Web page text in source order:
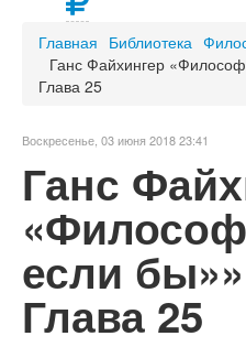
Главная Библиотека
Ганс Файхингер
Глава 25
Воскресенье, 03 июня 2018 23:41
Ганс
если
Глава 25